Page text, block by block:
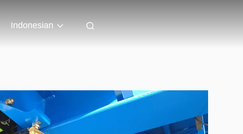
Indonesian